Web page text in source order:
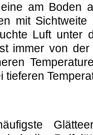
am Boden
mit
Luft unter
immer von der
tieferen